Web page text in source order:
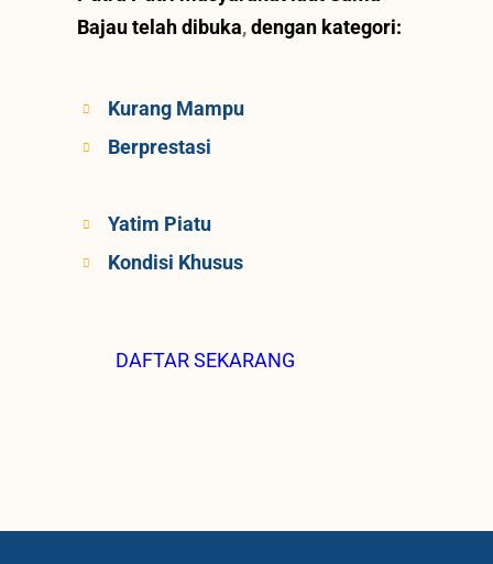
Bajau telah dibuka, dengan kategori:
Kurang Mampu
Berprestasi
Yatim Piatu
Kondisi Khusus
DAFTAR SEKARANG